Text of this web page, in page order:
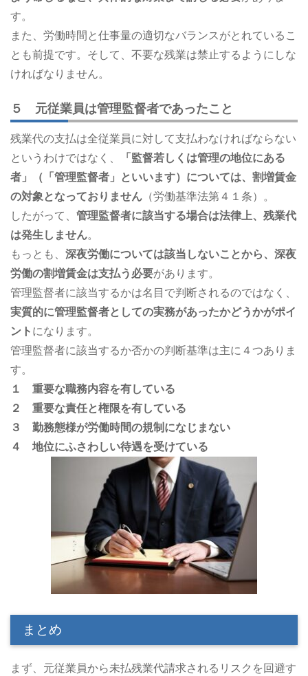
す。
また、労働時間と仕事量の適切なバランスがとれているこ
とも前提です。そして、不要な残業は禁止するようにしな
ければなりません。
５ 元従業員は管理監督者であったこと
残業代の支払は全従業員に対して支払わなければならない
というわけではなく、
「監督若しくは管理の地位にある
者」（「管理監督者」といいます）については、割増賃金
の対象となっておりません （労働基準法第４１条）。
したがって、 管理監督者に該当する場合は法律上、残業代
は発生しません。
もっとも、 深夜労働については該当しないことから、深夜
労働の割増賃金は支払う必要があります。
管理監督者に該当するかは名目で判断されるのではなく、
実質的に管理監督者としての実務があったかどうかがポイ
ント になります。
管理監督者に該当するか否かの判断基準は主に４つありま
す。
１ 重要な職務内容を有している
２ 重要な責任と権限を有している
３ 勤務態様が労働時間の規制になじまない
４ 地位にふさわしい待遇を受けている
まとめ
まず、元従業員から未払残業代請求されるリスクを回避す